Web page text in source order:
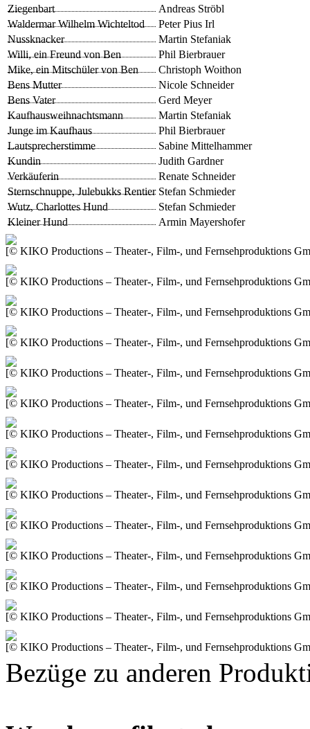
Ziegenbart
Andreas Ströbl
Waldermar Wilhelm Wichteltod
Peter Pius Irl
Nussknacker
Martin Stefaniak
Willi, ein Freund von Ben
Phil Bierbrauer
Mike, ein Mitschüler von Ben
Christoph Woithon
Bens Mutter
Nicole Schneider
Bens Vater
Gerd Meyer
Kaufhausweihnachtsmann
Martin Stefaniak
Junge im Kaufhaus
Phil Bierbrauer
Lautsprecherstimme
Sabine Mittelhammer
Kundin
Judith Gardner
Verkäuferin
Renate Schneider
Sternschnuppe, Julebukks Rentier Stefan Schmieder
Wutz, Charlottes Hund
Stefan Schmieder
Kleiner Hund
Armin Mayershofer
[© KIKO Productions – Theater-, Film-, und Fernsehproduktions
[© KIKO Productions – Theater-, Film-, und Fernsehproduktions
[© KIKO Productions – Theater-, Film-, und Fernsehproduktions
[© KIKO Productions – Theater-, Film-, und Fernsehproduktions
[© KIKO Productions – Theater-, Film-, und Fernsehproduktions
[© KIKO Productions – Theater-, Film-, und Fernsehproduktions
[© KIKO Productions – Theater-, Film-, und Fernsehproduktions
[© KIKO Productions – Theater-, Film-, und Fernsehproduktions
[© KIKO Productions – Theater-, Film-, und Fernsehproduktions
[© KIKO Productions – Theater-, Film-, und Fernsehproduktions
[© KIKO Productions – Theater-, Film-, und Fernsehproduktions
[© KIKO Productions – Theater-, Film-, und Fernsehproduktions
[© KIKO Productions – Theater-, Film-, und Fernsehproduktions
[© KIKO Productions – Theater-, Film-, und Fernsehproduktions
Bezüge zu anderen